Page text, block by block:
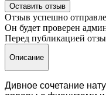
Оставить отзыв
Отзыв успешно
Он будет проверен
Перед публикацией
Описание
Дивное сочетание